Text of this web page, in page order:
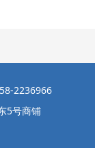
2236966
5号商铺